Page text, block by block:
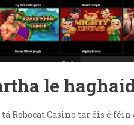
le
Robocat Casino tar éis é